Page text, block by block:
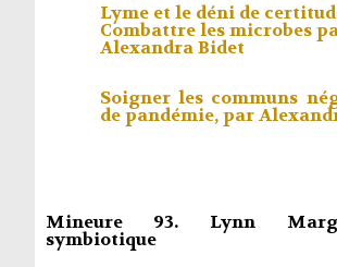
Lyme et le déni de
Combattre les microbes
Alexandra Bidet
Soigner les communs
de pandémie, par
Mineure 93. Lynn
symbiotique